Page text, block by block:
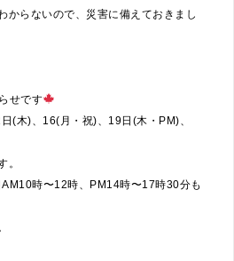
からないので、災害に備えておきまし
せです
日(木)、16(月・祝)、19日(木・PM)、
。
時〜12時、PM14時〜17時30分も